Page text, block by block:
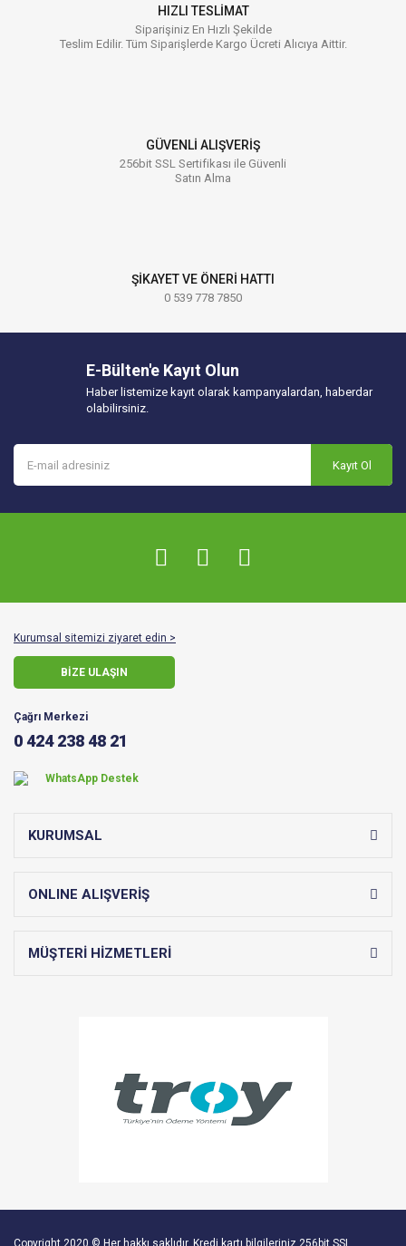
HIZLI TESLİMAT
Siparişiniz En Hızlı Şekilde
Teslim Edilir. Tüm Siparişlerde Kargo Ücreti Alıcıya Aittir.
GÜVENLİ ALIŞVERİŞ
256bit SSL Sertifikası ile Güvenli
Satın Alma
ŞİKAYET VE ÖNERİ HATTI
0 539 778 7850
E-Bülten'e Kayıt Olun
Haber listemize kayıt olarak kampanyalardan, haberdar
olabilirsiniz.
Kayıt Ol
Kurumsal sitemizi ziyaret edin >
BİZE ULAŞIN
Çağrı Merkezi
0 424 238 48 21
WhatsApp Destek
KURUMSAL
ONLINE ALIŞVERİŞ
MÜŞTERİ HİZMETLERİ
Copyright 2020 © Her hakkı saklıdır. Kredi kartı bilgileriniz 256bit SSL